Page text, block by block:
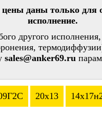
даны только для
исполнение.
другого
sales@anker69.ru
20х13